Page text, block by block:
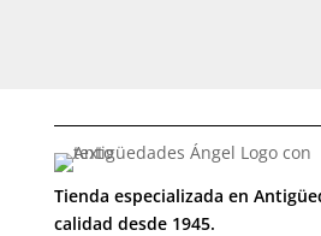
Tienda especializada en
calidad desde 1945.